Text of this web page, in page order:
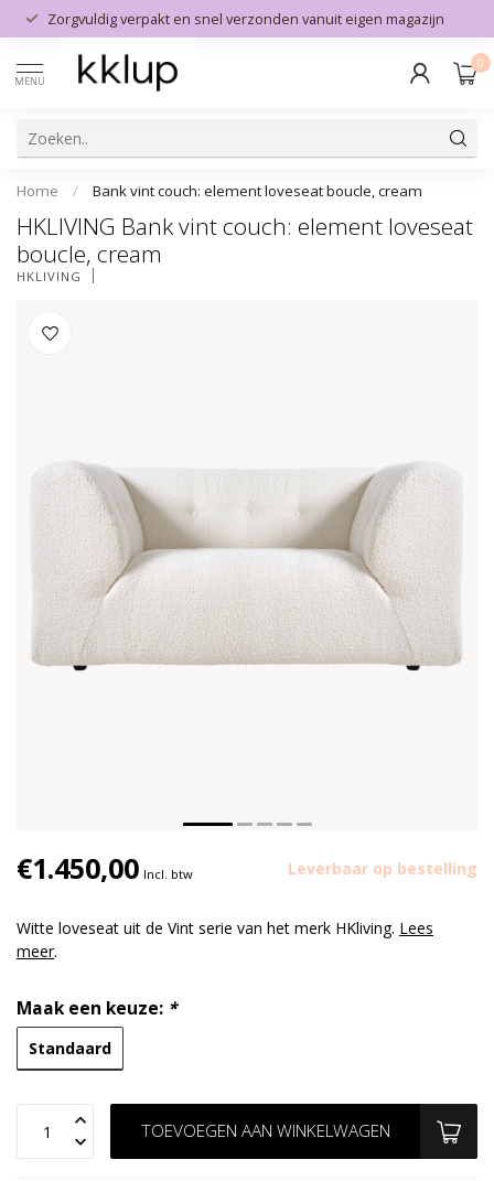
Zorgvuldig verpakt en snel verzonden vanuit eigen magazijn
MENU
0
Home / Bank vint couch: element loveseat boucle, cream
HKLIVING Bank vint couch: element loveseat
boucle, cream
HKLIVING
€1.450,00 Incl. btw Leverbaar op bestelling
Witte loveseat uit de Vint serie van het merk HKliving. Lees
meer.
Maak een keuze: *
Standaard
TOEVOEGEN AAN WINKELWAGEN